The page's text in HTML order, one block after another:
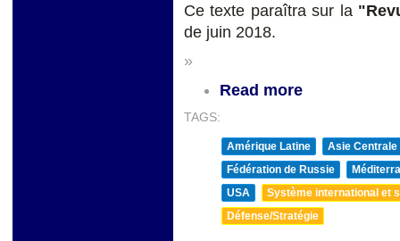
Ce texte paraîtra sur la
de juin 2018.
»
Read more
TAGS:
Amérique Latine
Asie Centrale
Fédération de Russie
USA
Système international et
Défense/Stratégie